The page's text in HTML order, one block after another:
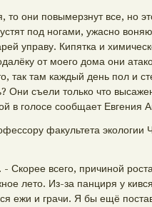
то они повымерзнут все, но
под ногами, ужасно
управу. Кипятка и
от моего дома они
так там каждый день пол и
Они съели только что
в голосе сообщает Евгения
факультета экологии
Скорее всего, причиной
лето. Из-за панциря у
ежи и грачи. Я бы ещё